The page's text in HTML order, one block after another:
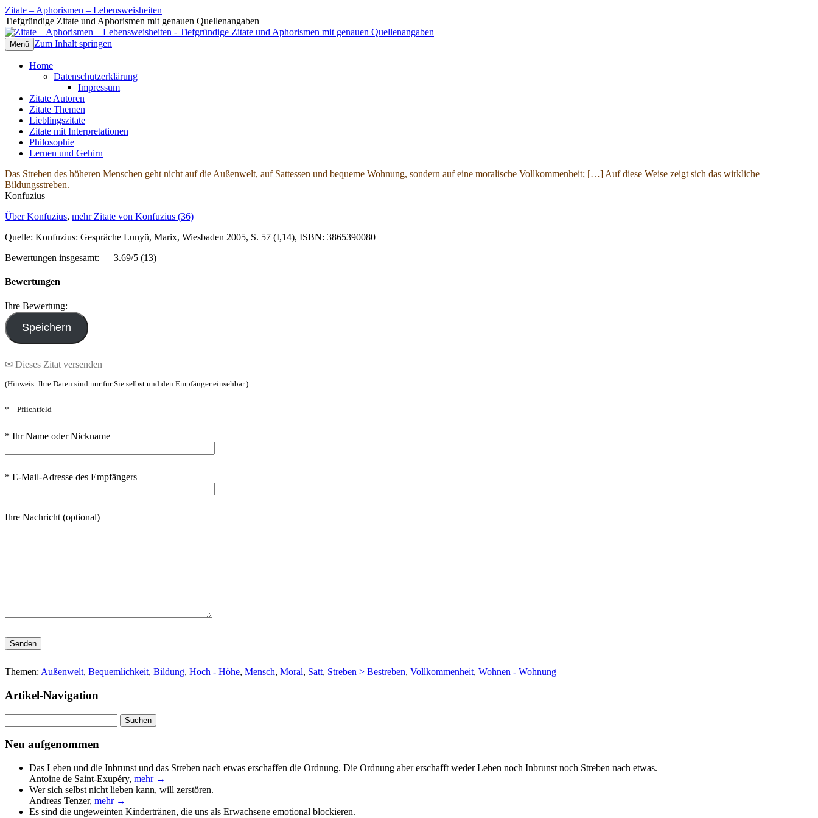
Zitate – Aphorismen – Lebensweisheiten
Tiefgründige Zitate und Aphorismen mit genauen Quellenangaben
Menü Zum Inhalt springen
Home
Datenschutzerklärung
Impressum
Zitate Autoren
Zitate Themen
Lieblingszitate
Zitate mit Interpretationen
Philosophie
Lernen und Gehirn
Das Streben des höheren Menschen geht nicht auf die Außenwelt, auf Sattessen und bequeme Wohnung, sondern auf eine moralische Vollkommenheit; […] Auf diese Weise zeigt sich das wirkliche
Bildungsstreben.
Konfuzius
Über Konfuzius, mehr Zitate von Konfuzius (36)
Quelle: Konfuzius: Gespräche Lunyü, Marix, Wiesbaden 2005, S. 57 (I,14), ISBN: 3865390080
Bewertungen insgesamt:
3.69/5 (13)
Bewertungen
Ihre Bewertung:
✉ Dieses Zitat versenden
(Hinweis: Ihre Daten sind nur für Sie selbst und den Empfänger einsehbar.)
* = Pflichtfeld
* Ihr Name oder Nickname
* E-Mail-Adresse des Empfängers
Ihre Nachricht (optional)
Bitte lasse dieses Feld leer.
Themen: Außenwelt, Bequemlichkeit, Bildung, Hoch - Höhe, Mensch, Moral, Satt, Streben > Bestreben, Vollkommenheit, Wohnen - Wohnung
Artikel-Navigation
nach:
Neu aufgenommen
Das Leben und die Inbrunst und das Streben nach etwas erschaffen die Ordnung. Die Ordnung aber erschafft weder Leben noch Inbrunst noch Streben nach etwas.
Antoine de Saint-Exupéry, mehr →
Wer sich selbst nicht lieben kann, will zerstören.
Andreas Tenzer, mehr →
Es sind die ungeweinten Kindertränen, die uns als Erwachsene emotional blockieren.